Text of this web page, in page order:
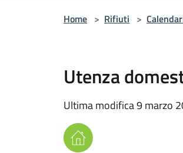
Home > Rifiuti >
Utenza
Ultima modifica 9 marzo